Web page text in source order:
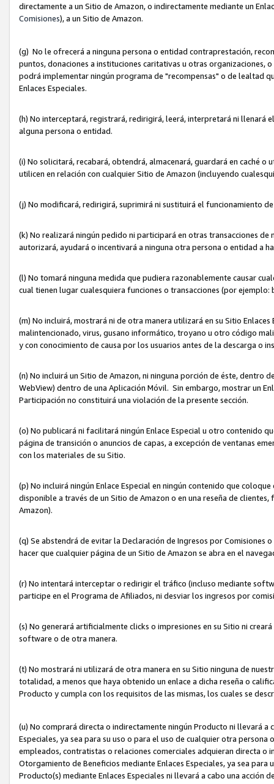
directamente a un Sitio de Amazon, o indirectamente mediante un
Comisiones), a un Sitio de Amazon.
(g) No le ofrecerá a ninguna persona o entidad contraprestación,
puntos, donaciones a instituciones caritativas u otras organizaciones,
podrá implementar ningún programa de "recompensas" o de lealtad
Enlaces Especiales.
(h) No interceptará, registrará, redirigirá, leerá, interpretará ni
alguna persona o entidad.
(i) No solicitará, recabará, obtendrá, almacenará, guardará en caché
utilicen en relación con cualquier Sitio de Amazon (incluyendo
(j) No modificará, redirigirá, suprimirá ni sustituirá el funcionamiento
(k) No realizará ningún pedido ni participará en otras transacciones
autorizará, ayudará o incentivará a ninguna otra persona o entidad a
(l) No tomará ninguna medida que pudiera razonablemente causar
cual tienen lugar cualesquiera funciones o transacciones (por
(m) No incluirá, mostrará ni de otra manera utilizará en su Sitio
malintencionado, virus, gusano informático, troyano u otro código
y con conocimiento de causa por los usuarios antes de la descarga
(n) No incluirá un Sitio de Amazon, ni ninguna porción de éste,
WebView) dentro de una Aplicación Móvil. Sin embargo, mostrar un
Participación no constituirá una violación de la presente sección.
(o) No publicará ni facilitará ningún Enlace Especial u otro contenido
página de transición o anuncios de capas, a excepción de ventanas
con los materiales de su Sitio.
(p) No incluirá ningún Enlace Especial en ningún contenido que
disponible a través de un Sitio de Amazon o en una reseña de
Amazon).
(q) Se abstendrá de evitar la Declaración de Ingresos por
hacer que cualquier página de un Sitio de Amazon se abra en el
(r) No intentará interceptar o redirigir el tráfico (incluso mediante
participe en el Programa de Afiliados, ni desviar los ingresos por
(s) No generará artificialmente clicks o impresiones en su Sitio ni
software o de otra manera.
(t) No mostrará ni utilizará de otra manera en su Sitio ninguna de
totalidad, a menos que haya obtenido un enlace a dicha reseña o
Producto y cumpla con los requisitos de las mismas, los cuales se
(u) No comprará directa o indirectamente ningún Producto ni llevará a
Especiales, ya sea para su uso o para el uso de cualquier otra
empleados, contratistas o relaciones comerciales adquieran directa o
Otorgamiento de Beneficios mediante Enlaces Especiales, ya sea
Producto(s) mediante Enlaces Especiales ni llevará a cabo una